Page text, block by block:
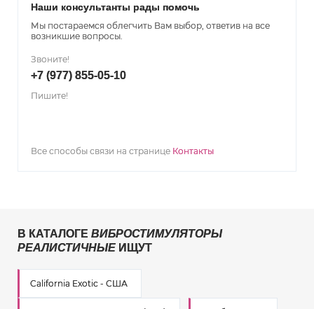
Наши консультанты рады помочь
Мы постараемся облегчить Вам выбор, ответив на все
возникшие вопросы.
Звоните!
+7 (977) 855-05-10
Пишите!
Все способы связи на странице Контакты
В КАТАЛОГЕ ВИБРОСТИМУЛЯТОРЫ
РЕАЛИСТИЧНЫЕ ИЩУТ
California Exotic - США